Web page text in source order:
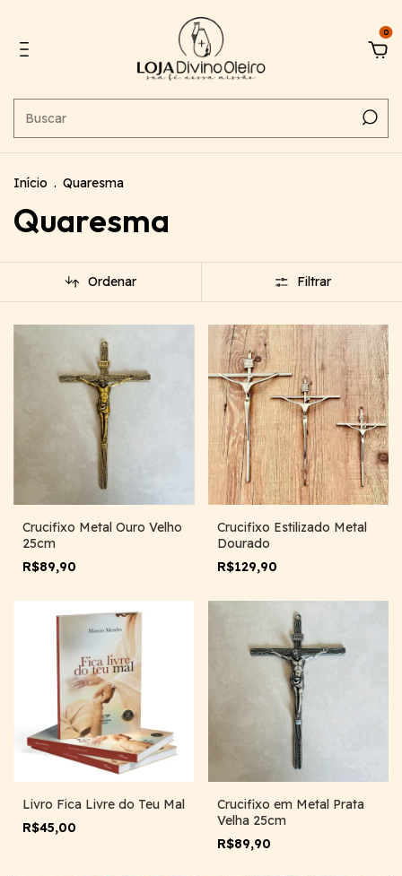
0
Início . Quaresma
Quaresma
Ordenar Filtrar
Crucifixo Metal Ouro Velho
25cm
R$89,90
Crucifixo Estilizado Metal
Dourado
R$129,90
Livro Fica Livre do Teu Mal
R$45,00
Crucifixo em Metal Prata
Velha 25cm
R$89,90